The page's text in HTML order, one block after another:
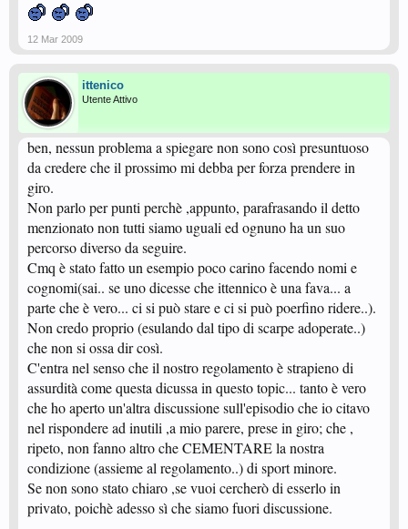
12 Mar 2009
ittenico
Utente Attivo
ben, nessun problema a spiegare non sono così presuntuoso
da credere che il prossimo mi debba per forza prendere in
giro.
Non parlo per punti perchè ,appunto, parafrasando il detto
menzionato non tutti siamo uguali ed ognuno ha un suo
percorso diverso da seguire.
Cmq è stato fatto un esempio poco carino facendo nomi e
cognomi(sai.. se uno dicesse che ittennico è una fava... a
parte che è vero... ci si può stare e ci si può poerfino ridere..).
Non credo proprio (esulando dal tipo di scarpe adoperate..)
che non si ossa dir così.
C'entra nel senso che il nostro regolamento è strapieno di
assurdità come questa dicussa in questo topic... tanto è vero
che ho aperto un'altra discussione sull'episodio che io citavo
nel rispondere ad inutili ,a mio parere, prese in giro; che ,
ripeto, non fanno altro che CEMENTARE la nostra
condizione (assieme al regolamento..) di sport minore.
Se non sono stato chiaro ,se vuoi cercherò di esserlo in
privato, poichè adesso sì che siamo fuori discussione.